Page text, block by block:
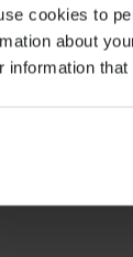
cookies to
about
information